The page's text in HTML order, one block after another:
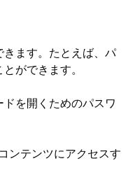
ます。たとえば、パ
ができます。
を開くためのパスワ
ンテンツにアクセスす